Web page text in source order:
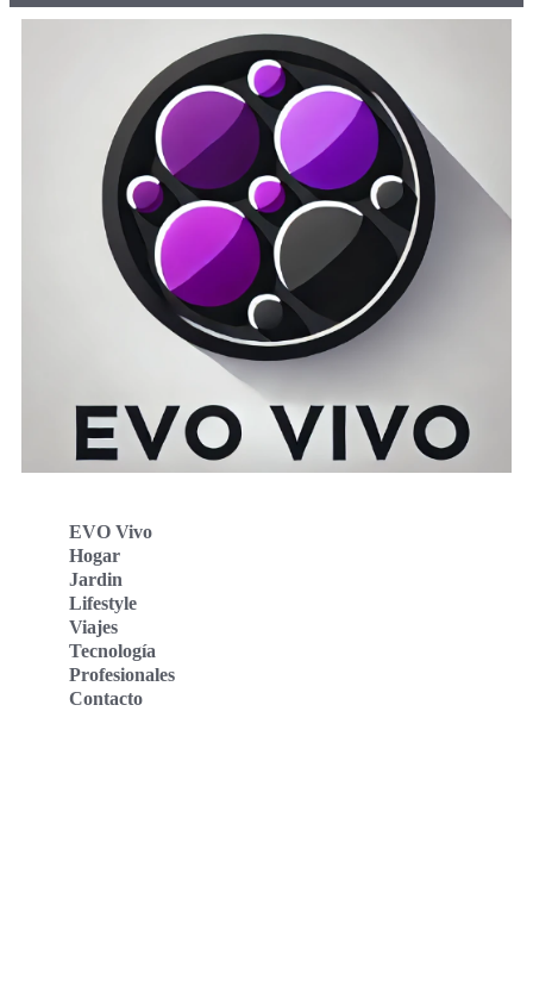
EVO Vivo
Hogar
Jardin
Lifestyle
Viajes
Tecnología
Profesionales
Contacto